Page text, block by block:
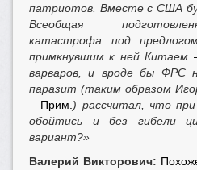
патриотов. Вместе с США
Всеобщая
катастрофа под
примкнувшим к ней Китаем
варваров, и вроде бы ФРС
паразит (таким образом
– Прим. ) рассчитал, что
обойтись и без гибели
вариант?»
Валерий Викторович: